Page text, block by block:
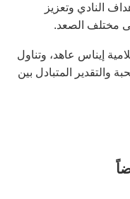
النادي وتعزيز
مختلف الصعد.
إيناس عاهد، وتناول
والتقدير المتبادل بين